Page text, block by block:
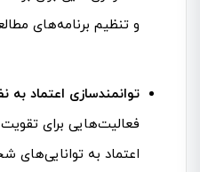
و تنظیم برنامه‌های
توانمندسازی اعتماد
فعالیت‌هایی برای
اعتماد به توانایی‌های